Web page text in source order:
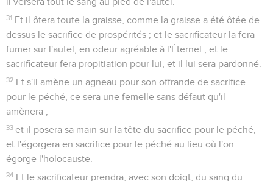
31 Et il ôtera toute la graisse, comme la graisse a été ôtée de
dessus le sacrifice de prospérités ; et le sacrificateur la fera
fumer sur l'autel, en odeur agréable à l'Éternel ; et le
sacrificateur fera propitiation pour lui, et il lui sera pardonné.
32 Et s'il amène un agneau pour son offrande de sacrifice
pour le péché, ce sera une femelle sans défaut qu'il
amènera ;
33 et il posera sa main sur la tête du sacrifice pour le péché,
et l'égorgera en sacrifice pour le péché au lieu où l'on
égorge l'holocauste.
34 Et le sacrificateur prendra, avec son doigt, du sang du